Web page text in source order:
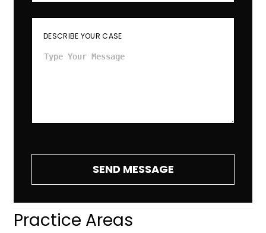
DESCRIBE YOUR CASE
SEND MESSAGE
Practice Areas